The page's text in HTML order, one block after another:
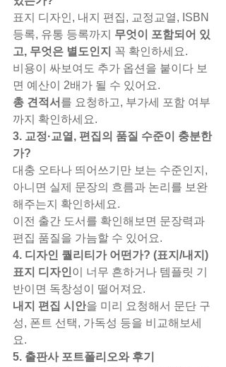
표지 디자인, 내지 편집, 교정교열, ISBN
등록, 유통 등록까지 무엇이 포함되어 있
고, 무엇은 별도인지 꼭 확인하세요.
비용이 싸보여도 추가 옵션을 붙이다 보
면 예산이 2배가 될 수 있어요.
총 견적서 를 요청하고, 부가세 포함 여부
까지 확인하세요.
3. 교정·교열, 편집의 품질 수준이 충분한
가?
대충 오타나 띄어쓰기만 보는 수준인지,
아니면 실제 문장의 흐름과 논리를 보완
해주는지 확인하세요.
이전 출간 도서를 확인해보면 문장력과
편집 품질을 가늠할 수 있어요.
4. 디자인 퀄리티가 어떤가? (표지/내지)
표지 디자인이 너무 흔하거나 템플릿 기
반이면 독창성이 떨어져요.
내지 편집 시안을 미리 요청해서 문단 구
성, 폰트 선택, 가독성 등을 비교해보세
요.
5. 출판사 포트폴리오와 후기